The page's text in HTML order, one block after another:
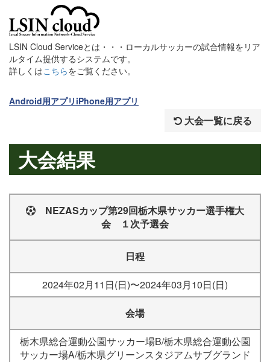
LSIN Cloud Serviceとは・・・ローカルサッカーの試合情報をリア
ルタイム提供するシステムです。
詳しくはこちらをご覧ください。
Android用アプリ iPhone用アプリ
大会一覧に戻る
大会結果
NEZASカップ第29回栃木県サッカー選手権大
会 １次予選会
日程
2024年02月11日(日)〜2024年03月10日(日)
会場
栃木県総合運動公園サッカー場B/栃木県総合運動公園
サッカー場A/栃木県グリーンスタジアムサブグランド